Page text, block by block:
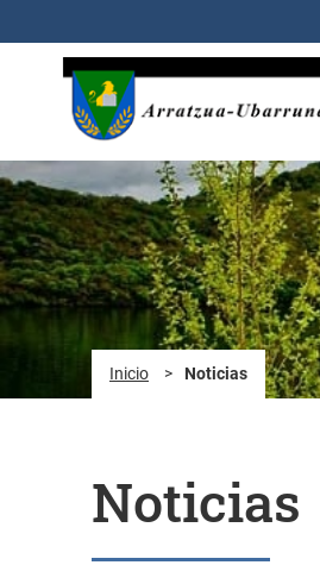
Inicio > Noticias
Noticias